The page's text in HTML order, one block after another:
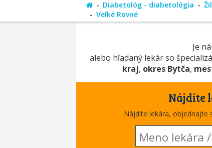
Diabetológ - diabetológia
Veľké Rovné
Je
alebo hľadaný lekár so
kraj, okres Bytča,
Nájdite
Nájdite lekára, objednajte